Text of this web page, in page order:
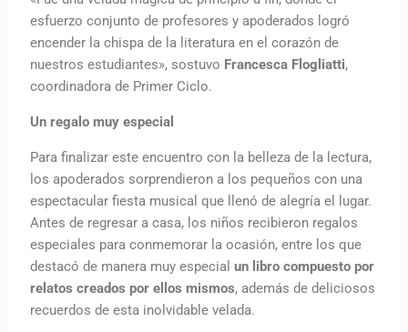
esfuerzo conjunto de profesores y apoderados logró
encender la chispa de la literatura en el corazón de
nuestros estudiantes», sostuvo Francesca Flogliatti,
coordinadora de Primer Ciclo.
Un regalo muy especial
Para finalizar este encuentro con la belleza de la lectura,
los apoderados sorprendieron a los pequeños con una
espectacular fiesta musical que llenó de alegría el lugar.
Antes de regresar a casa, los niños recibieron regalos
especiales para conmemorar la ocasión, entre los que
destacó de manera muy especialun libro compuesto por
relatos creados por ellos mismos, además de deliciosos
recuerdos de esta inolvidable velada.